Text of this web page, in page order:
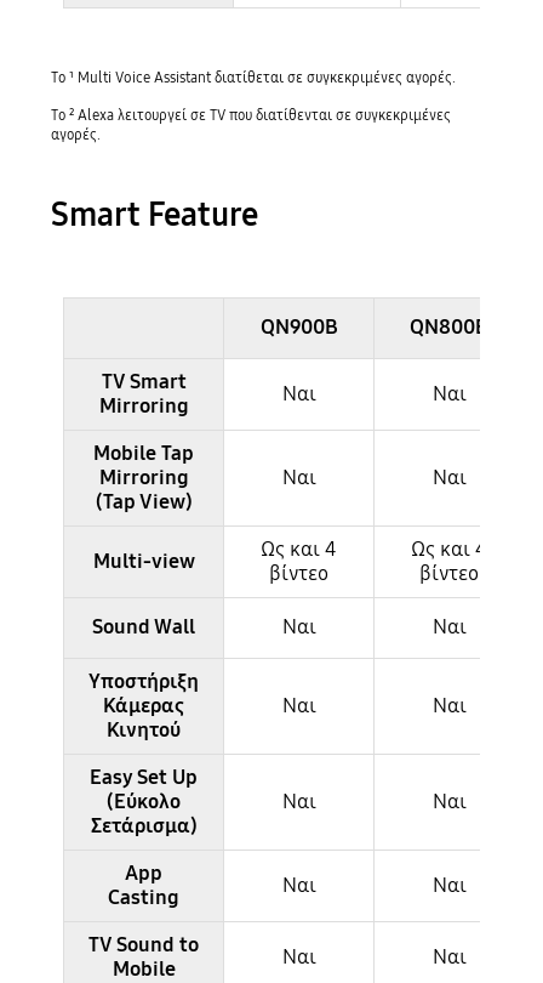
Το ¹ Multi Voice Assistant διατίθεται σε συγκεκριμένες αγορές.
Το ² Alexa λειτουργεί σε TV που διατίθενται σε συγκεκριμένες
αγορές.
Smart Feature
QN900B QN800B
TV Smart
Mirroring
Ναι Ναι
Mobile Tap
Mirroring
(Tap View)
Ναι Ναι
Multi-view
Ως και 4
βίντεο
Ως και 4
βίντεο
Sound Wall Ναι Ναι
Υποστήριξη
Κάμερας
Κινητού
Ναι Ναι
Easy Set Up
(Εύκολο
Σετάρισμα)
Ναι Ναι
App
Casting
Ναι Ναι
TV Sound to
Mobile
Ναι Ναι